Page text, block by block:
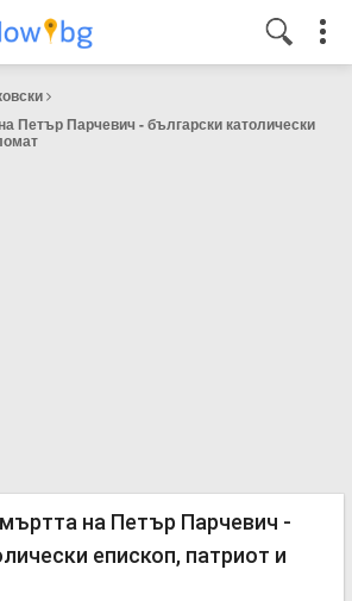
Петър Парчевич - български католически
на Петър Парчевич -
епископ, патриот и